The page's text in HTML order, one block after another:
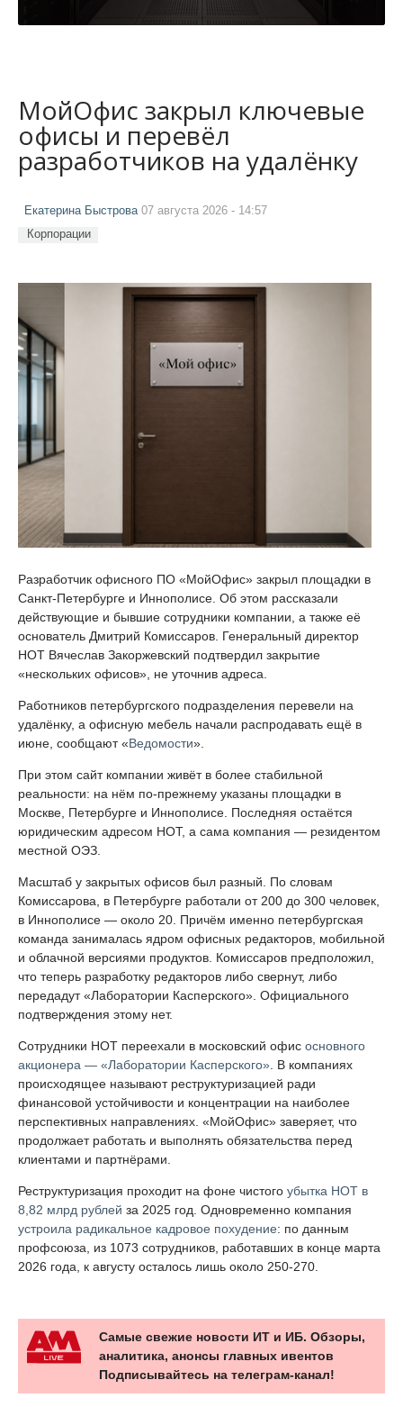
МойОфис закрыл ключевые
офисы и перевёл
разработчиков на удалёнку
Екатерина Быстрова 07 августа 2026 - 14:57
Корпорации
Разработчик офисного ПО «МойОфис» закрыл площадки в
Санкт-Петербурге и Иннополисе. Об этом рассказали
действующие и бывшие сотрудники компании, а также её
основатель Дмитрий Комиссаров. Генеральный директор
НОТ Вячеслав Закоржевский подтвердил закрытие
«нескольких офисов», не уточнив адреса.
Работников петербургского подразделения перевели на
удалёнку, а офисную мебель начали распродавать ещё в
июне, сообщают «Ведомости».
При этом сайт компании живёт в более стабильной
реальности: на нём по-прежнему указаны площадки в
Москве, Петербурге и Иннополисе. Последняя остаётся
юридическим адресом НОТ, а сама компания — резидентом
местной ОЭЗ.
Масштаб у закрытых офисов был разный. По словам
Комиссарова, в Петербурге работали от 200 до 300 человек,
в Иннополисе — около 20. Причём именно петербургская
команда занималась ядром офисных редакторов, мобильной
и облачной версиями продуктов. Комиссаров предположил,
что теперь разработку редакторов либо свернут, либо
передадут «Лаборатории Касперского». Официального
подтверждения этому нет.
Сотрудники НОТ переехали в московский офис основного
акционера — «Лаборатории Касперского». В компаниях
происходящее называют реструктуризацией ради
финансовой устойчивости и концентрации на наиболее
перспективных направлениях. «МойОфис» заверяет, что
продолжает работать и выполнять обязательства перед
клиентами и партнёрами.
Реструктуризация проходит на фоне чистого убытка НОТ в
8,82 млрд рублей за 2025 год. Одновременно компания
устроила радикальное кадровое похудение: по данным
профсоюза, из 1073 сотрудников, работавших в конце марта
2026 года, к августу осталось лишь около 250-270.
Самые свежие новости ИТ и ИБ. Обзоры,
аналитика, анонсы главных ивентов
Подписывайтесь на телеграм-канал!